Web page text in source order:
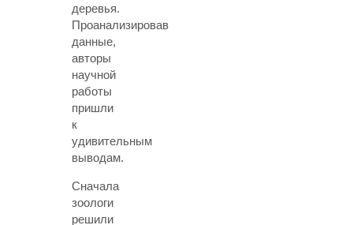
деревья.
Проанализировав
данные,
авторы
научной
работы
пришли
к
удивительным
выводам.
Сначала
зоологи
решили